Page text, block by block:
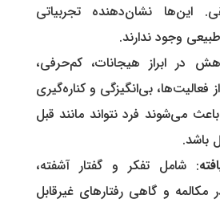
این‌ها نشان‌دهنده تجربیاتی
وجود ندارند.
در ابراز هیجانات، کم‌حرفی،
فعالیت‌ها، بی‌انگیزگی و کناره‌گیری
می‌شوند فرد نتواند مانند قبل
باشد.
: شامل تفکر و گفتار آشفته،
مکالمه و گاهی رفتارهای غیرقابل